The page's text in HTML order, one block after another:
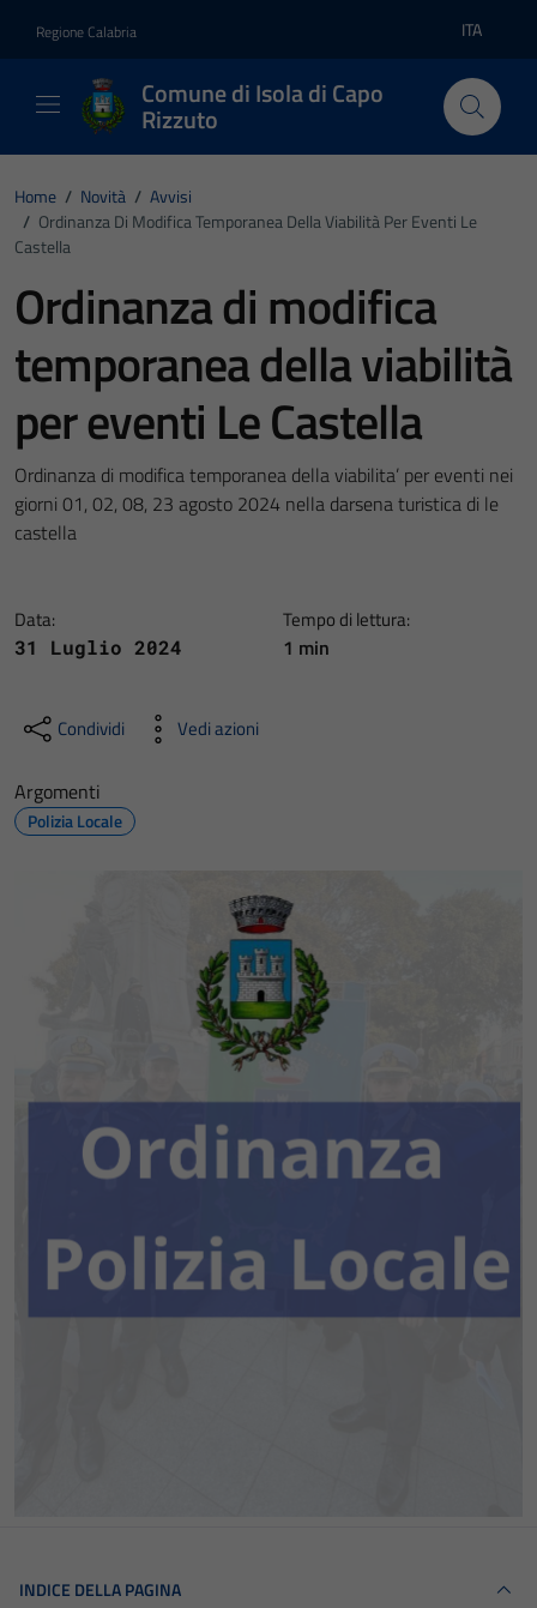
Regione Calabria Lingua
ITA
Comune di Isola di Capo
Rizzuto
Home / Novità / Avvisi
/ Ordinanza Di Modifica Temporanea Della Viabilità Per Eventi Le
Castella
Ordinanza di modifica
temporanea della viabilità
per eventi Le Castella
Ordinanza di modifica temporanea della viabilita’ per eventi nei
giorni 01, 02, 08, 23 agosto 2024 nella darsena turistica di le
castella
Data:
31 Luglio 2024
Tempo di lettura:
1 min
Condividi Vedi azioni
Argomenti
Polizia Locale
INDICE DELLA PAGINA